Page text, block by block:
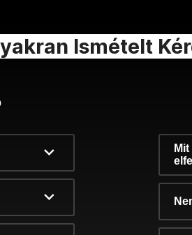
Ismételt